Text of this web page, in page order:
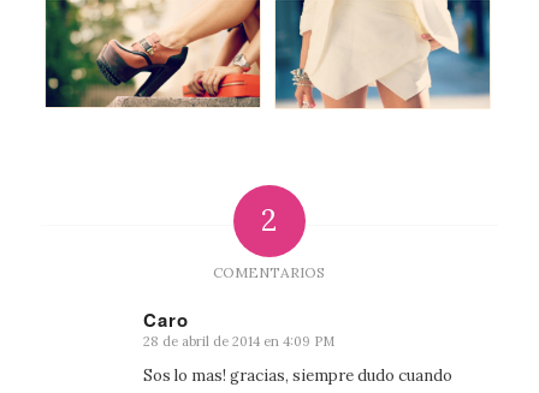
2
COMENTARIOS
Caro
Dice:
28 de abril de 2014 en 4:09 PM
Sos lo mas! gracias, siempre dudo cuando